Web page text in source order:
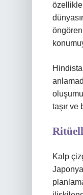
özellikle
taşır ve
Kalp